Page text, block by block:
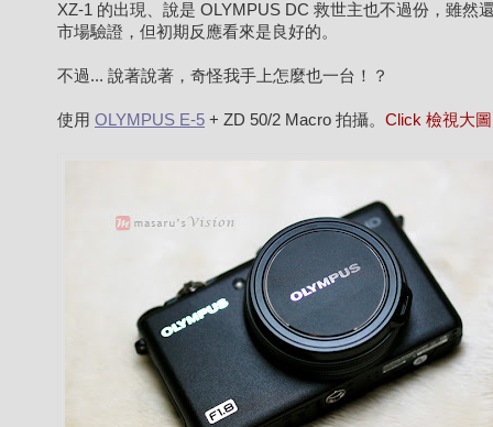
XZ-1 的出現、說是 OLYMPUS DC 救世主也不過份，雖然
市場驗證，但初期反應看來是良好的。
不過... 說著說著，奇怪我手上怎麼也一台！？
使用 OLYMPUS E-5 + ZD 50/2 Macro 拍攝。 Click 檢視大